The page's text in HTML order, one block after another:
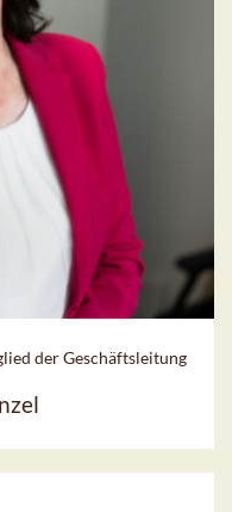
der Geschäftsleitung